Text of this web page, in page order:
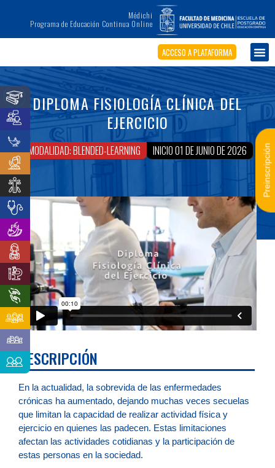
Médichi
Programa de Educación Continua Online
ACCESO A PLATAFORMA
DIPLOMA FISIOLOGÍA CLÍNICA DEL
EJERCICIO
MODALIDAD: BLENDED-LEARNING INICIO 01 DE JUNIO DE 2026
DESCRIPCIÓN
En la actualidad, la sobrevida de las enfermedades
crónicas ha aumentado, dejando muchas veces secuelas
que limitan la capacidad de realizar actividad física y
ejercicio en quienes las padecen. Estas limitaciones
afectan las actividades cotidianas y la participación de
estas personas en la sociedad.
Preinscripción